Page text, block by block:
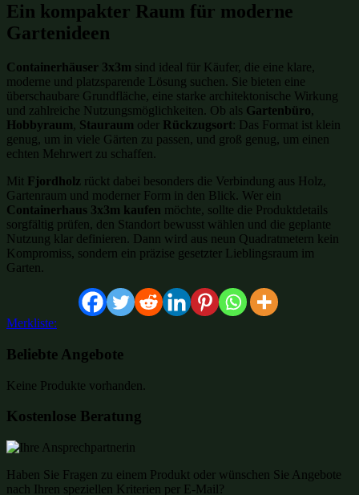
Ein kompakter Raum für moderne
Gartenideen
Containerhäuser 3x3m sind ideal für Käufer, die eine klare,
moderne und platzsparende Lösung suchen. Sie bieten eine
überschaubare Grundfläche, eine starke architektonische Wirkung
und zahlreiche Nutzungsmöglichkeiten. Ob als Gartenbüro,
Hobbyraum, Stauraum oder Rückzugsort: Das Format ist klein
genug, um in viele Gärten zu passen, und groß genug, um einen
echten Mehrwert zu schaffen.
Mit Fjordholz rückt dabei besonders die Verbindung aus Holz,
Gartenraum und moderner Form in den Blick. Wer ein
Containerhaus 3x3m kaufen möchte, sollte die Produktdetails
sorgfältig prüfen, den Standort bewusst wählen und die geplante
Nutzung klar definieren. Dann wird aus neun Quadratmetern kein
Kompromiss, sondern ein präzise gesetzter Lieblingsraum im
Garten.
Merkliste:
Beliebte Angebote
Keine Produkte vorhanden.
Kostenlose Beratung
Haben Sie Fragen zu einem Produkt oder wünschen Sie Angebote
nach Ihren speziellen Kriterien per E-Mail?